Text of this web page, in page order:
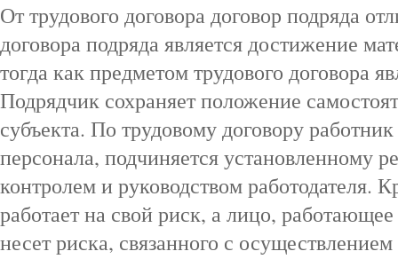
От трудового договора договор подряда
договора подряда является достижение
тогда как предметом трудового договора
Подрядчик сохраняет положение
субъекта. По трудовому договору
персонала, подчиняется установленному
контролем и руководством работодателя.
работает на свой риск, а лицо,
несет риска, связанного с осуществлением